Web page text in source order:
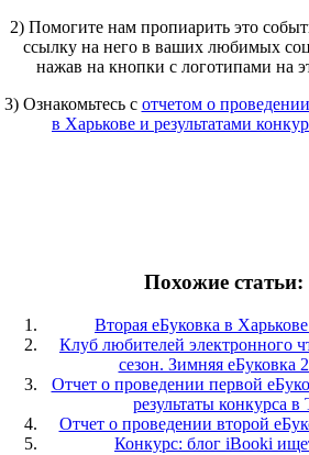
2) Помогите нам пропиарить это
ссылку на него в ваших любимых
нажав на кнопки с логотипами на
3) Ознакомьтесь с отчетом о
в Харькове и результатами
Похожие статьи:
Вторая еБуковка в
Клуб любителей электронного
сезон. Зимняя еБуковка
Отчет о проведении первой
результаты конкурса в
Отчет о проведении второй
Конкурс: блог iBooki